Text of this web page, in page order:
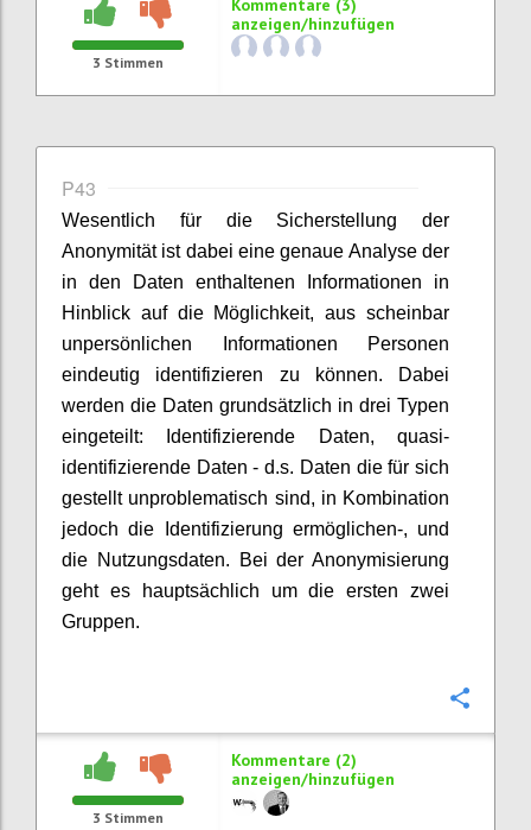
3 Stimmen
Kommentare (3)
anzeigen/hinzufügen
P43
Wesentlich für die Sicherstellung der
Anonymität ist dabei eine genaue Analyse der
in den Daten enthaltenen Informationen in
Hinblick auf die Möglichkeit, aus scheinbar
unpersönlichen Informationen Personen
eindeutig identifizieren zu können. Dabei
werden die Daten grundsätzlich in drei Typen
eingeteilt: Identifizierende Daten, quasi-
identifizierende Daten - d.s. Daten die für sich
gestellt unproblematisch sind, in Kombination
jedoch die Identifizierung ermöglichen-, und
die Nutzungsdaten. Bei der Anonymisierung
geht es hauptsächlich um die ersten zwei
Gruppen.
3 Stimmen
Kommentare (2)
anzeigen/hinzufügen